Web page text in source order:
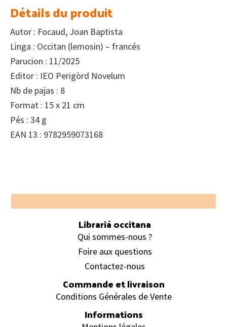
Détails du produit
Autor : Focaud, Joan Baptista
Linga : Occitan (lemosin) – francés
Parucion : 11/2025
Editor : IEO Perigòrd Novelum
Nb de pajas : 8
Format : 15 x 21 cm
Pés : 34 g
EAN 13 : 9782959073168
Footer
Librariá occitana
Qui sommes-nous ?
Foire aux questions
Contactez-nous
Commande et livraison
Conditions Générales de Vente
Informations